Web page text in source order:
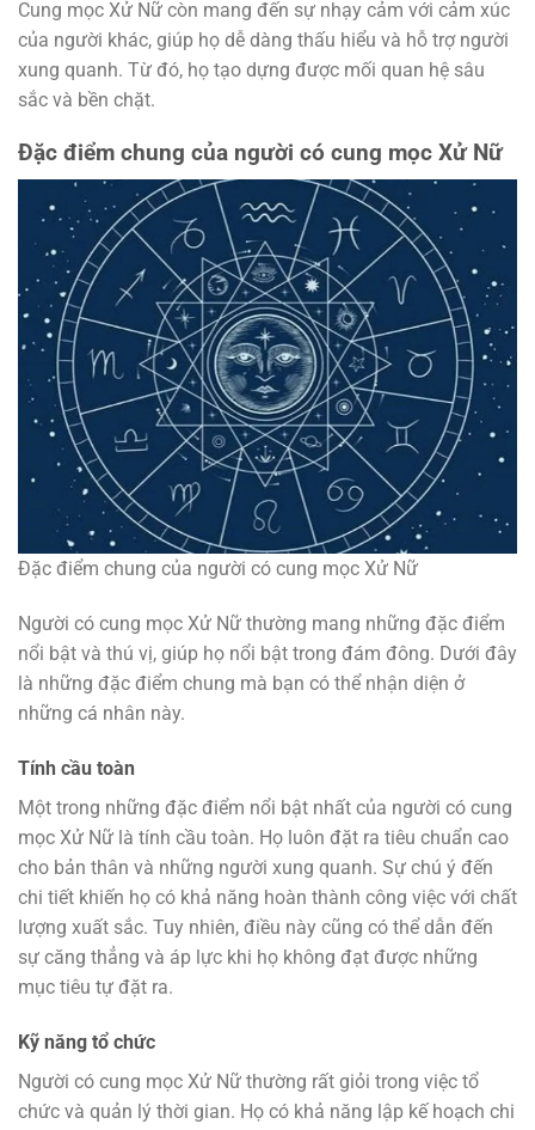
Cung mọc Xử Nữ còn mang đến sự nhạy cảm với cảm xúc
của người khác, giúp họ dễ dàng thấu hiểu và hỗ trợ người
xung quanh. Từ đó, họ tạo dựng được mối quan hệ sâu
sắc và bền chặt.
Đặc điểm chung của người có cung mọc Xử Nữ
Đặc điểm chung của người có cung mọc Xử Nữ
Người có cung mọc Xử Nữ thường mang những đặc điểm
nổi bật và thú vị, giúp họ nổi bật trong đám đông. Dưới đây
là những đặc điểm chung mà bạn có thể nhận diện ở
những cá nhân này.
Tính cầu toàn
Một trong những đặc điểm nổi bật nhất của người có cung
mọc Xử Nữ là tính cầu toàn. Họ luôn đặt ra tiêu chuẩn cao
cho bản thân và những người xung quanh. Sự chú ý đến
chi tiết khiến họ có khả năng hoàn thành công việc với chất
lượng xuất sắc. Tuy nhiên, điều này cũng có thể dẫn đến
sự căng thẳng và áp lực khi họ không đạt được những
mục tiêu tự đặt ra.
Kỹ năng tổ chức
Người có cung mọc Xử Nữ thường rất giỏi trong việc tổ
chức và quản lý thời gian. Họ có khả năng lập kế hoạch chi